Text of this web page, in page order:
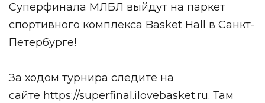
Суперфинала МЛБЛ выйдут на паркет
спортивного комплекса Basket Hall в Санкт-
Петербурге!
За ходом турнира следите на
сайте https://superfinal.ilovebasket.ru. Там